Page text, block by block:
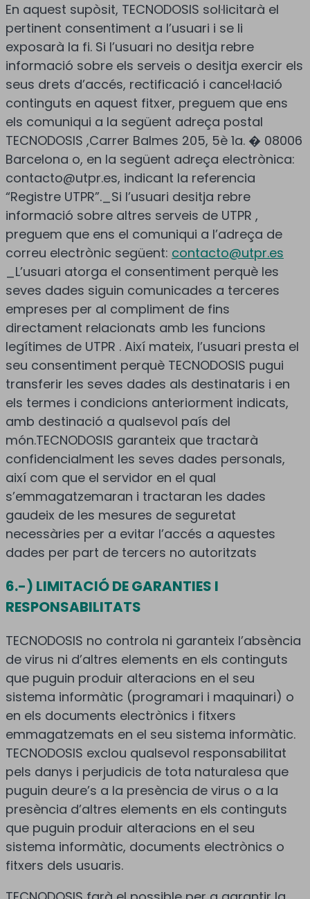
En aquest supòsit, TECNODOSIS sol·licitarà el
pertinent consentiment a l’usuari i se li
exposarà la fi. Si l’usuari no desitja rebre
informació sobre els serveis o desitja exercir els
seus drets d’accés, rectificació i cancel·lació
continguts en aquest fitxer, preguem que ens
els comuniqui a la següent adreça postal
TECNODOSIS ,Carrer Balmes 205, 5è 1a. � 08006
Barcelona o, en la següent adreça electrònica:
contacto@utpr.es, indicant la referencia
“Registre UTPR”._Si l’usuari desitja rebre
informació sobre altres serveis de UTPR ,
preguem que ens el comuniqui a l’adreça de
correu electrònic següent: contacto@utpr.es
_L’usuari atorga el consentiment perquè les
seves dades siguin comunicades a terceres
empreses per al compliment de fins
directament relacionats amb les funcions
legítimes de UTPR . Així mateix, l’usuari presta el
seu consentiment perquè TECNODOSIS pugui
transferir les seves dades als destinataris i en
els termes i condicions anteriorment indicats,
amb destinació a qualsevol país del
món.TECNODOSIS garanteix que tractarà
confidencialment les seves dades personals,
així com que el servidor en el qual
s’emmagatzemaran i tractaran les dades
gaudeix de les mesures de seguretat
necessàries per a evitar l’accés a aquestes
dades per part de tercers no autoritzats
6.-) LIMITACIÓ DE GARANTIES I
RESPONSABILITATS
TECNODOSIS no controla ni garanteix l’absència
de virus ni d’altres elements en els continguts
que puguin produir alteracions en el seu
sistema informàtic (programari i maquinari) o
en els documents electrònics i fitxers
emmagatzemats en el seu sistema informàtic.
TECNODOSIS exclou qualsevol responsabilitat
pels danys i perjudicis de tota naturalesa que
puguin deure’s a la presència de virus o a la
presència d’altres elements en els continguts
que puguin produir alteracions en el seu
sistema informàtic, documents electrònics o
fitxers dels usuaris.